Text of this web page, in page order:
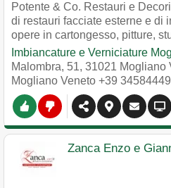
Potente & Co. Restauri e
di restauri facciate esterne e di
opere in cartongesso, pitture,
Imbiancature e Verniciature
Malombra, 51, 31021 Mogliano
Mogliano Veneto +39
Zanca Enzo e